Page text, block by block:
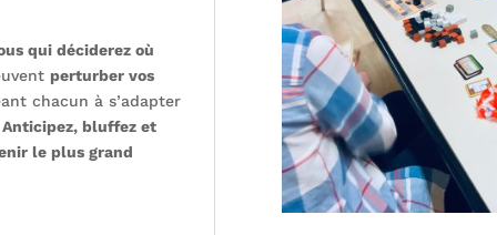
qui déciderez où
perturber vos
chacun à s’adapter
Anticipez, bluffez et
le plus grand